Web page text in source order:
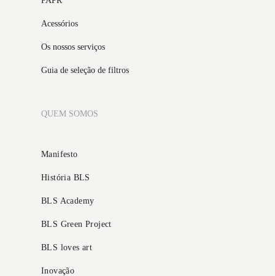
Acessórios
Os nossos serviços
Guia de seleção de filtros
QUEM SOMOS
Manifesto
História BLS
BLS Academy
BLS Green Project
BLS loves art
Inovação